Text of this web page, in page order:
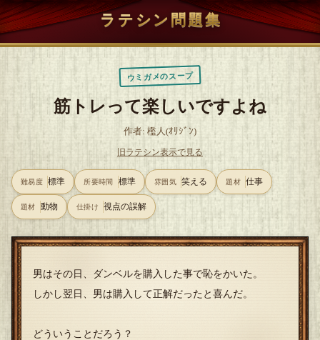
ラテシン問題集
ウミガメのスープ
筋トレって楽しいですよね
作者: 檻人(ｵﾘｼﾞﾝ)
旧ラテシン表示で見る
難易度 標準 所要時間 標準 雰囲気 笑える 題材 仕事
題材 動物 仕掛け 視点の誤解
男はその日、ダンベルを購入した事で恥をかいた。
しかし翌日、男は購入して正解だったと喜んだ。
どういうことだろう？